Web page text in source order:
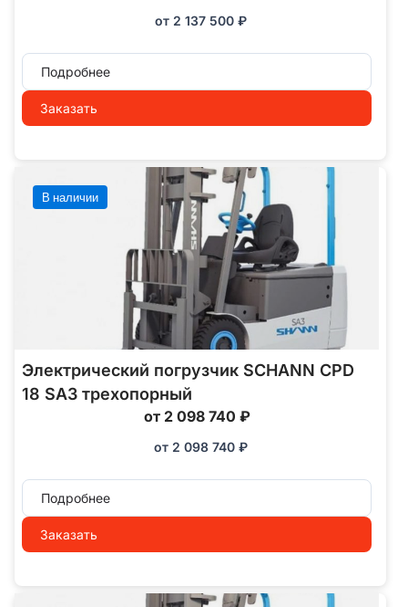
от 2 137 500 ₽
Подробнее
Заказать
В наличии
Электрический погрузчик SCHANN CPD
18 SA3 трехопорный
от 2 098 740 ₽
от 2 098 740 ₽
Подробнее
Заказать